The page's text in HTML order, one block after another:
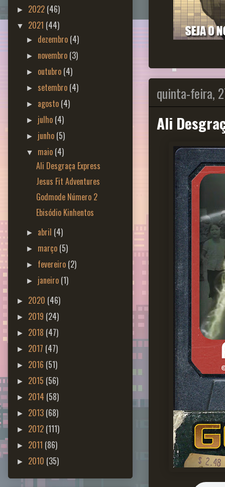
quinta-feira,
Ali
► 2022 (46)
▼ 2021 (44)
► dezembro (4)
► novembro (3)
► outubro (4)
► setembro (4)
► agosto (4)
► julho (4)
► junho (5)
▼ maio (4)
Ali Desgraça Express
Jesus Fit Adventures
Godmode Número 2
Ebisódio Kinhentos
► abril (4)
► março (5)
► fevereiro (2)
► janeiro (1)
► 2020 (46)
► 2019 (24)
► 2018 (47)
► 2017 (47)
► 2016 (51)
► 2015 (56)
► 2014 (58)
► 2013 (68)
► 2012 (111)
► 2011 (86)
► 2010 (35)